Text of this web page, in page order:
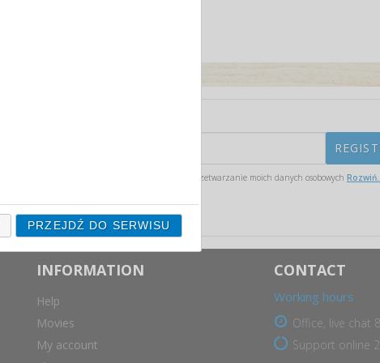
Wyrażam zgodę na przetwarzanie moich danych osobowych
INFORMATION
Help
Movies
My account
CONTACT
Working hours
Office, live chat 8
Support online
PRZEJDŹ DO SERWISU